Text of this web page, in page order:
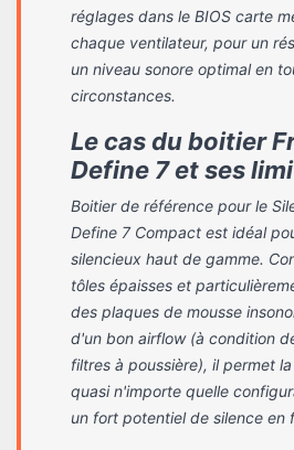
réglages dans le BIOS carte
chaque ventilateur, pour un
un niveau sonore optimal en
circonstances.
Le cas du boitier
Define 7 et ses
Boitier de référence pour le
Define 7 Compact est idéal
silencieux haut de gamme.
tôles épaisses et
des plaques de mousse
d'un bon airflow (à condition
filtres à poussière), il permet
quasi n'importe quelle
un fort potentiel de silence en